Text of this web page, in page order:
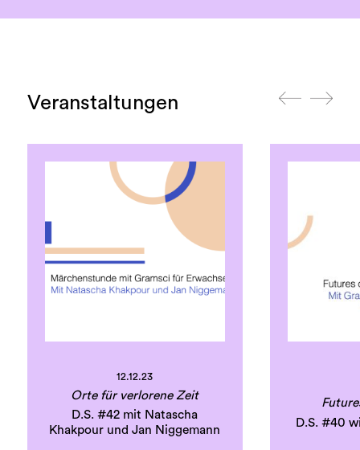
Veranstaltungen
12.12.23
Orte für verlorene Zeit
D.S. #42 mit Natascha
Khakpour und Jan Niggemann
D.S. #40